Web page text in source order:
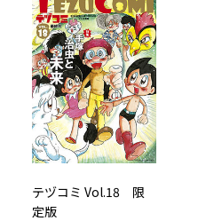
テヅコミ Vol.18 限
定版